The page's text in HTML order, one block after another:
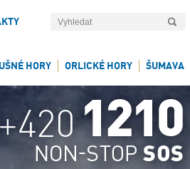
HORY ORLICKÉ HORY ŠUMAVA